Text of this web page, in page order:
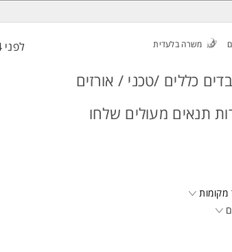
משרה בלעדית לפני 4 שעות
כללים /טכני / אורזים
תנאים מעולים שלחו
מקומות